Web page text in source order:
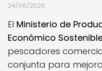
24/06/2026
El Ministerio de
Económico
pescadores
conjunta para